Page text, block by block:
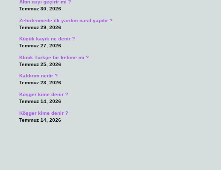
Altın ısıyı geçirir mi ?
Temmuz 30, 2026
Zehirlenmede ilk yardım nasıl yapılır ?
Temmuz 29, 2026
Küçük kayık ne denir ?
Temmuz 27, 2026
Klinik Türkçe bir kelime mi ?
Temmuz 25, 2026
Kaldırım nedir ?
Temmuz 23, 2026
Köşger kime denir ?
Temmuz 14, 2026
Köşger kime denir ?
Temmuz 14, 2026